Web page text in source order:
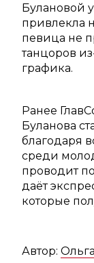
Булановой
привлекла
певица не
танцоров
графика.
Ранее
Буланова
благодаря
среди
проводит
даёт
которые
Автор: